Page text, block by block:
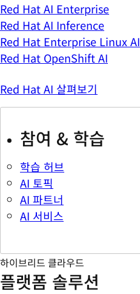
Red Hat AI Enterprise
Red Hat AI Inference
Red Hat Enterprise Linux AI
Red Hat OpenShift AI
Red Hat AI 살펴보기
참여 & 학습
학습 허브
AI 토픽
AI 파트너
AI 서비스
하이브리드 클라우드
플랫폼 솔루션